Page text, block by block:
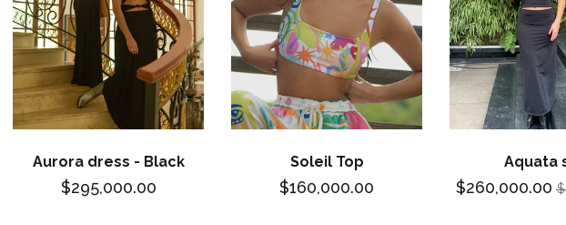
Aurora dress - Black
$295,000.00
Soleil Top
$160,000.00
Aquata
$260,000.00